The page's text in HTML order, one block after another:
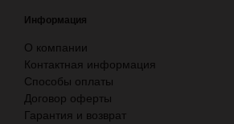
Информация
О компании
Контактная информация
Способы оплаты
Договор оферты
Гарантия и возврат